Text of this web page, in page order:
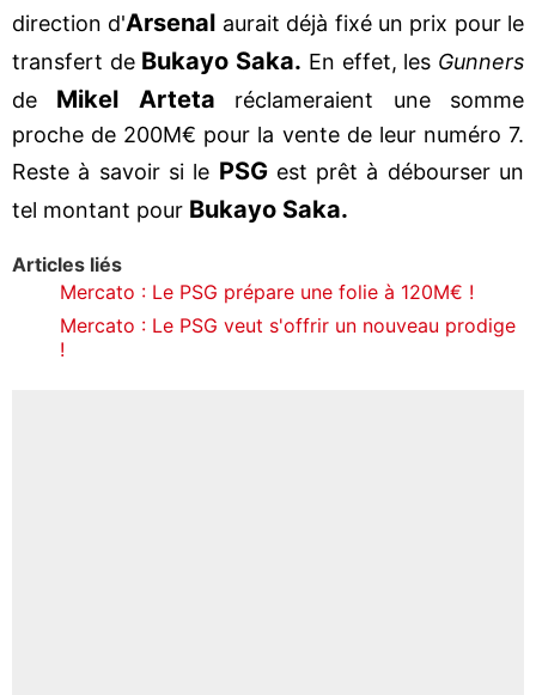
direction d'Arsenal aurait déjà fixé un prix pour le
transfert de Bukayo Saka. En effet, les Gunners
de Mikel Arteta réclameraient une somme
proche de 200M€ pour la vente de leur numéro 7.
Reste à savoir si le PSGest prêt à débourser un
tel montant pour Bukayo Saka.
Articles liés
Mercato : Le PSG prépare une folie à 120M€ !
Mercato : Le PSG veut s'offrir un nouveau prodige
!